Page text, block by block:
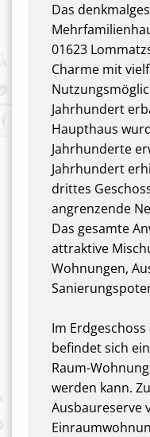
Das
01623
Charme mit
Jahrhundert
Haupthaus
Jahrhunderte
Jahrhundert
drittes
angrenzende
Das gesamte
attraktive
Wohnungen,
Im
befindet sich
Raum-
werden kann.
Ausbaureserve